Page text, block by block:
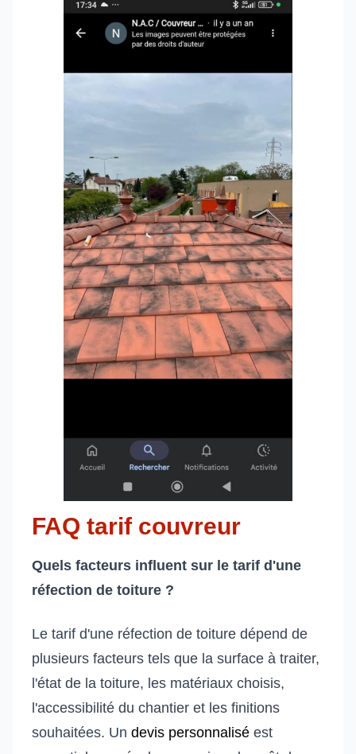
FAQ tarif couvreur
Quels facteurs influent sur le tarif d'une
réfection de toiture ?
Le tarif d'une réfection de toiture dépend de
plusieurs facteurs tels que la surface à traiter,
l'état de la toiture, les matériaux choisis,
l'accessibilité du chantier et les finitions
souhaitées. Un devis personnalisé est